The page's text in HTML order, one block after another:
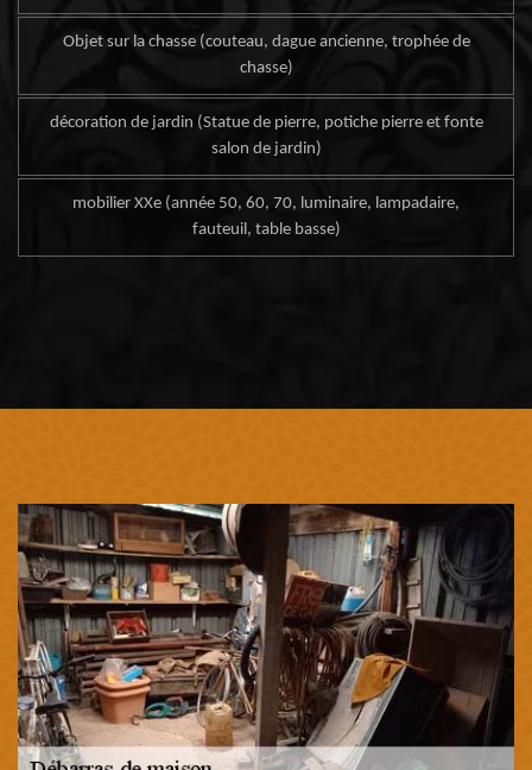
Objet sur la chasse (couteau, dague ancienne, trophée de
chasse)
décoration de jardin (Statue de pierre, potiche pierre et fonte
salon de jardin)
mobilier XXe (année 50, 60, 70, luminaire, lampadaire,
fauteuil, table basse)